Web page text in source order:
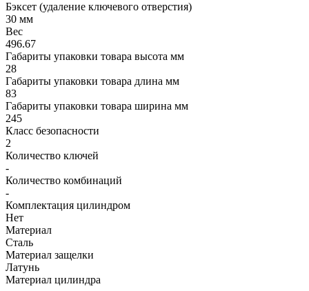
Бэксет (удаление ключевого отверстия)
30 мм
Вес
496.67
Габариты упаковки товара высота мм
28
Габариты упаковки товара длина мм
83
Габариты упаковки товара ширина мм
245
Класс безопасности
2
Количество ключей
-
Количество комбинаций
-
Комплектация цилиндром
Нет
Материал
Сталь
Материал защелки
Латунь
Материал цилиндра